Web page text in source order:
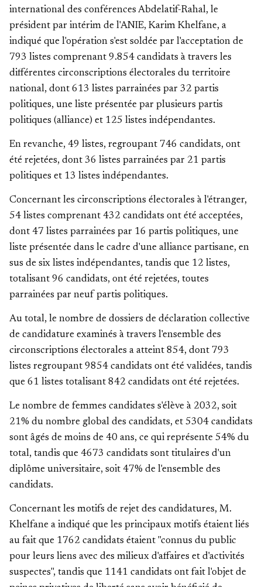
international des conférences Abdelatif-Rahal, le
président par intérim de l'ANIE, Karim Khelfane, a
indiqué que l'opération s'est soldée par l'acceptation de
793 listes comprenant 9.854 candidats à travers les
différentes circonscriptions électorales du territoire
national, dont 613 listes parrainées par 32 partis
politiques, une liste présentée par plusieurs partis
politiques (alliance) et 125 listes indépendantes.
En revanche, 49 listes, regroupant 746 candidats, ont
été rejetées, dont 36 listes parrainées par 21 partis
politiques et 13 listes indépendantes.
Concernant les circonscriptions électorales à l'étranger,
54 listes comprenant 432 candidats ont été acceptées,
dont 47 listes parrainées par 16 partis politiques, une
liste présentée dans le cadre d'une alliance partisane, en
sus de six listes indépendantes, tandis que 12 listes,
totalisant 96 candidats, ont été rejetées, toutes
parrainées par neuf partis politiques.
Au total, le nombre de dossiers de déclaration collective
de candidature examinés à travers l'ensemble des
circonscriptions électorales a atteint 854, dont 793
listes regroupant 9854 candidats ont été validées, tandis
que 61 listes totalisant 842 candidats ont été rejetées.
Le nombre de femmes candidates s'élève à 2032, soit
21% du nombre global des candidats, et 5304 candidats
sont âgés de moins de 40 ans, ce qui représente 54% du
total, tandis que 4673 candidats sont titulaires d'un
diplôme universitaire, soit 47% de l'ensemble des
candidats.
Concernant les motifs de rejet des candidatures, M.
Khelfane a indiqué que les principaux motifs étaient liés
au fait que 1762 candidats étaient "connus du public
pour leurs liens avec des milieux d'affaires et d'activités
suspectes", tandis que 1141 candidats ont fait l'objet de